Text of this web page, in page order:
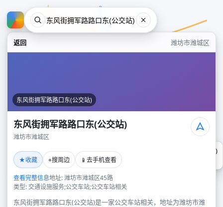
返回 潍坊市潍城区
东风街拥军路路口东(公交站)
东风街拥军路路口东(公交站)
潍坊市潍城区
★收藏 ⌖搜周边 📱 去手机查看
查看完整信息地址: 潍坊市潍城区45路
类型: 交通设施服务;公交车站;公交车站相关
东风街拥军路路口东(公交站)是一家公交车站相关，地址为潍坊市潍
东风街拥军路路口东(公交站)